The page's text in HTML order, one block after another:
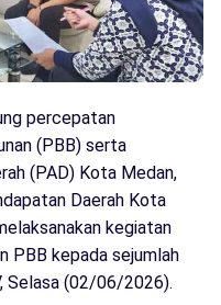
percepatan
(PBB) serta
(PAD) Kota Medan,
Daerah Kota
kegiatan
PBB kepada sejumlah
Selasa (02/06/2026).